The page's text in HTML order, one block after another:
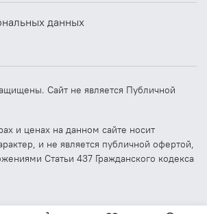
данных
Сайт не является Публичной
и ценах на данном сайте носит
и не является публичной офертой,
Статьи 437 Гражданского кодекса